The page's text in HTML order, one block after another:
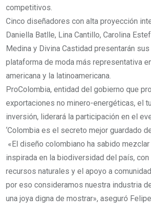
competitivos.
Cinco diseñadores con alta proyección
Daniella Batlle, Lina Cantillo, Carolina
Medina y Divina Castidad presentarán
plataforma de moda más representativa
americana y la latinoamericana.
ProColombia, entidad del gobierno que
exportaciones no minero-energéticas, el
inversión, liderará la participación en el
‘Colombia es el secreto mejor guardado
«El diseño colombiano ha sabido
inspirada en la biodiversidad del país,
recursos naturales y el apoyo a
por eso consideramos nuestra industria
una joya digna de mostrar», aseguró